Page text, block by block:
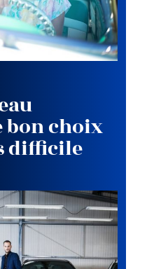
bon choix
difficile